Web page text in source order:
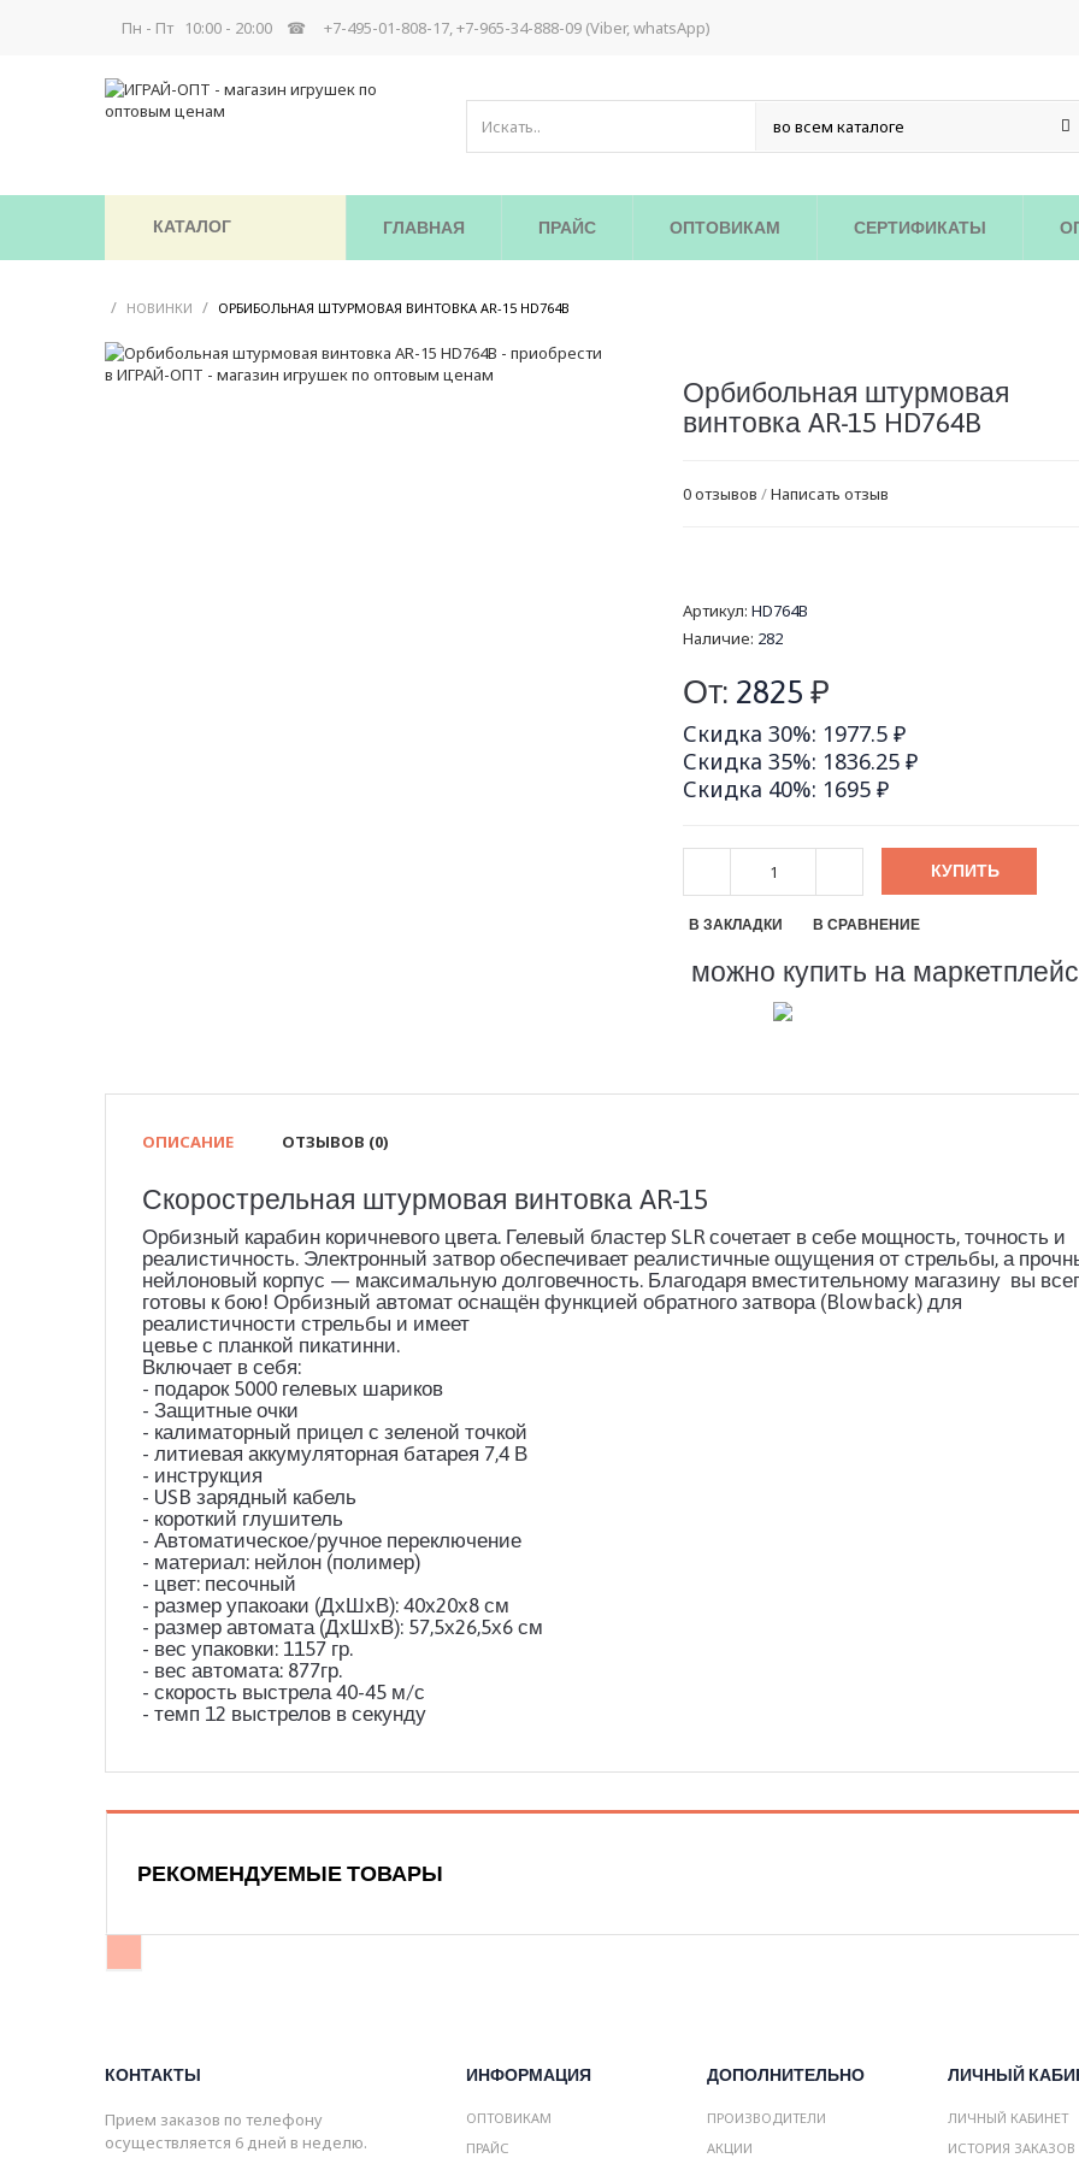
Пн - Пт 10:00 - 20:00 ☎ +7-495-01-808-17, +7-965-34-888-09 (Viber, whatsApp)
КАТАЛОГ ГЛАВНАЯ ПРАЙС ОПТОВИКАМ СЕРТИФИКАТЫ
/ НОВИНКИ / ОРБИБОЛЬНАЯ ШТУРМОВАЯ ВИНТОВКА AR-15 HD764B
Орбибольная штурмовая
винтовка AR-15 HD764B
0 отзывов /Написать отзыв
Артикул: HD764B
Наличие: 282
От: 2825 ₽
Скидка 30%: 1977.5 ₽
Скидка 35%: 1836.25 ₽
Скидка 40%: 1695 ₽
КУПИТЬ
В ЗАКЛАДКИ В СРАВНЕНИЕ
можно купить на
ОПИСАНИЕ ОТЗЫВОВ (0)
Скорострельная штурмовая винтовка AR-15
Орбизный карабин коричневого цвета. Гелевый бластер SLR сочетает в себе мощность, точность и
реалистичность. Электронный затвор обеспечивает реалистичные ощущения от стрельбы, а
нейлоновый корпус — максимальную долговечность. Благодаря вместительному магазину вы
готовы к бою! Орбизный автомат оснащён функцией обратного затвора (Blowback) для
реалистичности стрельбы и имеет
цевье с планкой пикатинни.
Включает в себя:
- подарок 5000 гелевых шариков
- Защитные очки
- калиматорный прицел с зеленой точкой
- литиевая аккумуляторная батарея 7,4 В
- инструкция
- USB зарядный кабель
- короткий глушитель
- Автоматическое/ручное переключение
- материал: нейлон (полимер)
- цвет: песочный
- размер упакоаки (ДхШхВ): 40х20х8 см
- размер автомата (ДхШхВ): 57,5х26,5х6 см
- вес упаковки: 1157 гр.
- вес автомата: 877гр.
- скорость выстрела 40-45 м/с
- темп 12 выстрелов в секунду
РЕКОМЕНДУЕМЫЕ ТОВАРЫ
КОНТАКТЫ
Прием заказов по телефону
осуществляется 6 дней в неделю.
ИНФОРМАЦИЯ
ОПТОВИКАМ
ПРАЙС
ДОПОЛНИТЕЛЬНО
ПРОИЗВОДИТЕЛИ
АКЦИИ
ЛИЧНЫЙ
ЛИЧНЫЙ КАБИНЕТ
ИСТОРИЯ ЗАКАЗОВ